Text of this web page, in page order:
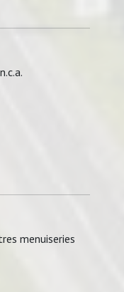
menuiseries